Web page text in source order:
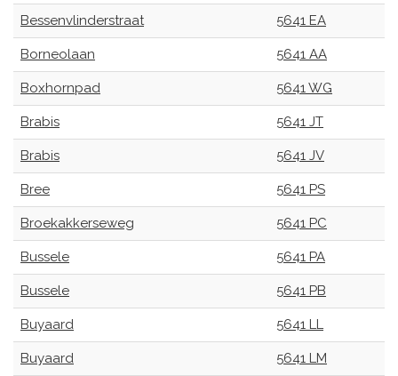
Bessenvlinderstraat 5641 EA
Borneolaan 5641 AA
Boxhornpad 5641 WG
Brabis 5641 JT
Brabis 5641 JV
Bree 5641 PS
Broekakkerseweg 5641 PC
Bussele 5641 PA
Bussele 5641 PB
Buyaard 5641 LL
Buyaard 5641 LM